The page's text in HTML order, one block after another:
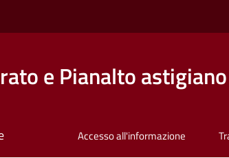
e Pianalto astigiano
Accesso all'informazione